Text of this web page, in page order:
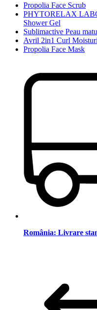
Propolia Face Scrub
PHYTORELAX
Shower Gel
Sublimactive Peau
Avril 2in1 Curl
Propolia Face Mask
România: Livrare